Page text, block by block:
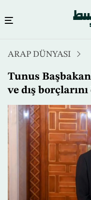
atla
ARAP DÜNYASI
Tunus
ve dış